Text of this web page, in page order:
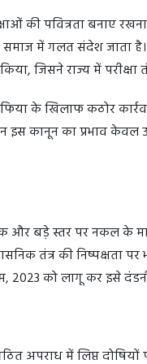
की पवित्रता बनाए
में गलत संदेश जाता
जिसने राज्य में परीक्षा
के खिलाफ कठोर
कानून का प्रभाव केवल
और बड़े स्तर पर नकल के
तंत्र की निष्पक्षता पर
2023 को लागू कर इसे
अपराध में लिप्त दोषियों